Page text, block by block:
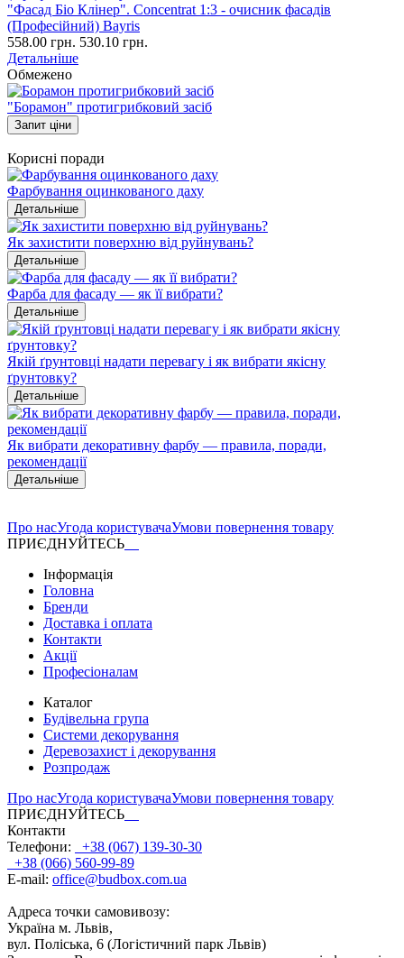
"Фасад Біо Клінер". Concentrat 1:3 - очисник фасадів
(Професійний) Bayris
558.00 грн. 530.10 грн.
Детальніше
Обмежено
"Борамон" протигрибковий засіб
Запит ціни
Корисні поради
Фарбування оцинкованого даху
Детальніше
Як захистити поверхню від руйнувань?
Детальніше
Фарба для фасаду — як її вибрати?
Детальніше
Якій ґрунтовці надати перевагу і як вибрати якісну
ґрунтовку?
Детальніше
Як вибрати декоративну фарбу — правила, поради,
рекомендації
Детальніше
Про насУгода користувачаУмови повернення товару
ПРИЄДНУЙТЕСЬ
Інформація
Головна
Бренди
Доставка і оплата
Контакти
Акції
Професіоналам
Каталог
Будівельна група
Системи декорування
Деревозахист і декорування
Розпродаж
Про насУгода користувачаУмови повернення товару
ПРИЄДНУЙТЕСЬ
Контакти
Телефони:
+38 (067) 139-30-30
+38 (066) 560-99-89
E-mail: office@budbox.com.ua
Адреса точки самовивозу:
Україна м. Львів,
вул. Поліська, 6 (Логістичний парк Львів)